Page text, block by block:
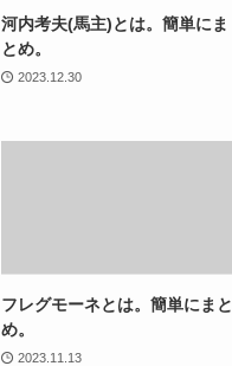
河内考夫(馬主)とは。簡単にま
とめ。
2023.12.30
フレグモーネとは。簡単にまと
め。
2023.11.13